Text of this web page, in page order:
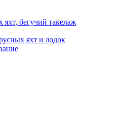
бегучий такелаж
яхт и лодок